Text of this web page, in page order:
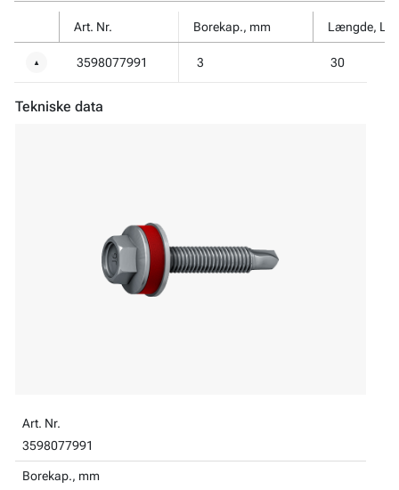
Art. Nr. Borekap., mm Længde, L,
▼ 3598077991 3 30
Tekniske data
Art. Nr.
3598077991
Borekap., mm